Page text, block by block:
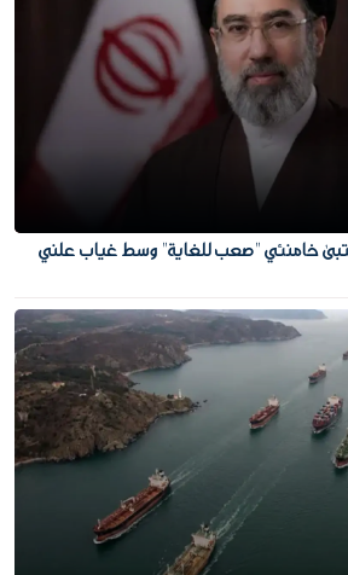
خامنئي "صعب للغاية" وسط غياب علني